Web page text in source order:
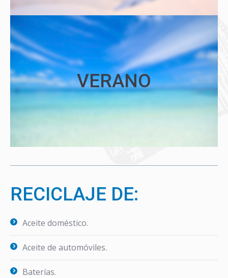
VERANO
VERANO
Martes y sábados: 10:00h a 13:00h
RECICLAJE DE:
Aceite doméstico.
Aceite de automóviles.
Baterías.